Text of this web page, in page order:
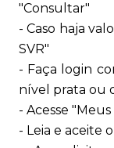
"Consultar"
- Caso haja
SVR"
- Faça login
nível prata ou
- Acesse
- Leia e aceite